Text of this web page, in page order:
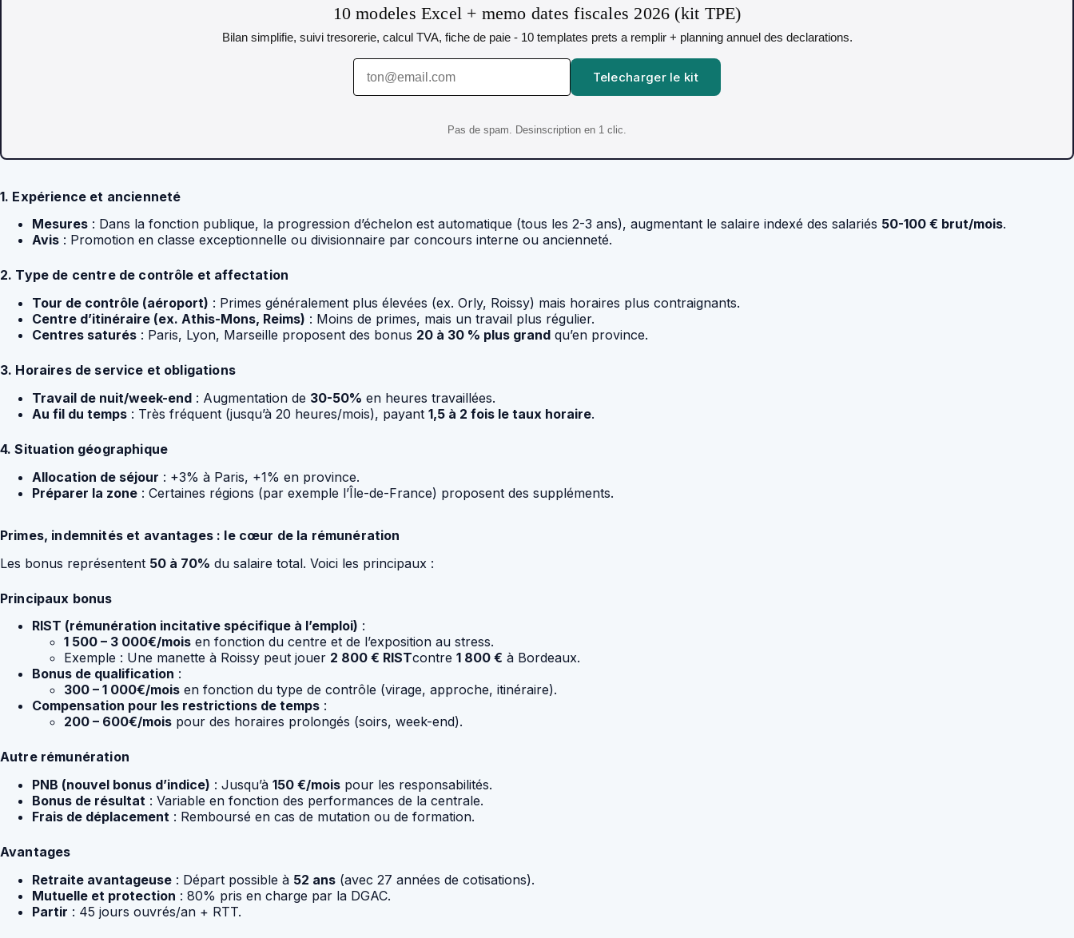
10 modeles Excel + memo dates fiscales 2026 (kit TPE)
Bilan simplifie, suivi tresorerie, calcul TVA, fiche de paie - 10 templates prets a remplir + planning annuel des declarations.
Telecharger le kit
Pas de spam. Desinscription en 1 clic.
1. Expérience et ancienneté
Mesures : Dans la fonction publique, la progression d’échelon est automatique (tous les 2-3 ans), augmentant le salaire indexé des salariés 50-100 € brut/mois.
Avis : Promotion en classe exceptionnelle ou divisionnaire par concours interne ou ancienneté.
2. Type de centre de contrôle et affectation
Tour de contrôle (aéroport) : Primes généralement plus élevées (ex. Orly, Roissy) mais horaires plus contraignants.
Centre d’itinéraire (ex. Athis-Mons, Reims) : Moins de primes, mais un travail plus régulier.
Centres saturés : Paris, Lyon, Marseille proposent des bonus 20 à 30 % plus grand qu’en province.
3. Horaires de service et obligations
Travail de nuit/week-end : Augmentation de 30-50% en heures travaillées.
Au fil du temps : Très fréquent (jusqu’à 20 heures/mois), payant 1,5 à 2 fois le taux horaire.
4. Situation géographique
Allocation de séjour : +3% à Paris, +1% en province.
Préparer la zone : Certaines régions (par exemple l’Île-de-France) proposent des suppléments.
Primes, indemnités et avantages : le cœur de la rémunération
Les bonus représentent 50 à 70% du salaire total. Voici les principaux :
Principaux bonus
RIST (rémunération incitative spécifique à l’emploi) :
1 500 – 3 000€/mois en fonction du centre et de l’exposition au stress.
Exemple : Une manette à Roissy peut jouer 2 800 € RISTcontre 1 800 € à Bordeaux.
Bonus de qualification :
300 – 1 000€/mois en fonction du type de contrôle (virage, approche, itinéraire).
Compensation pour les restrictions de temps :
200 – 600€/mois pour des horaires prolongés (soirs, week-end).
Autre rémunération
PNB (nouvel bonus d’indice) : Jusqu’à 150 €/mois pour les responsabilités.
Bonus de résultat : Variable en fonction des performances de la centrale.
Frais de déplacement : Remboursé en cas de mutation ou de formation.
Avantages
Retraite avantageuse : Départ possible à 52 ans (avec 27 années de cotisations).
Mutuelle et protection : 80% pris en charge par la DGAC.
Partir : 45 jours ouvrés/an + RTT.